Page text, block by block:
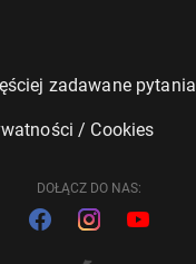
zadawane pytania
/ Cookies
DOŁĄCZ DO NAS: